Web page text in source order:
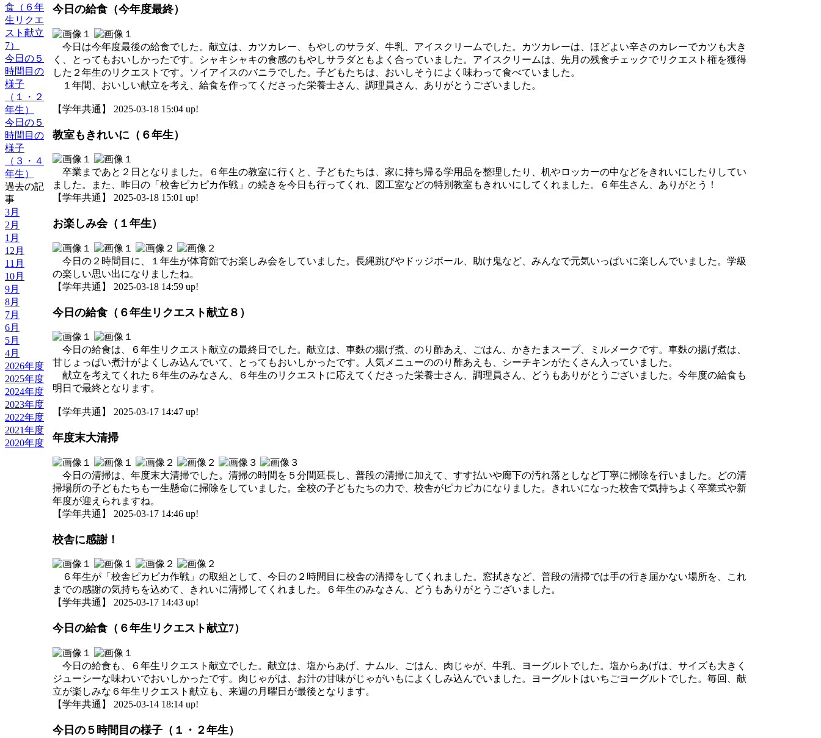
食（６年
生リクエ
スト献立
7）
今日の５
時間目の
様子
（１・２
年生）
今日の５
時間目の
様子
（３・４
年生）
過去の記
事
3月
2月
1月
12月
11月
10月
9月
8月
7月
6月
5月
4月
2026年度
2025年度
2024年度
2023年度
2022年度
2021年度
2020年度
今日の給食（今年度最終）
今日は今年度最後の給食でした。献立は、カツカレー、もやしのサラダ、牛乳、アイスクリームでした。カツカレーは、ほどよい辛さのカレーでカツも大き
く、とってもおいしかったです。シャキシャキの食感のもやしサラダともよく合っていました。アイスクリームは、先月の残食チェックでリクエスト権を獲得
した２年生のリクエストです。ソイアイスのバニラでした。子どもたちは、おいしそうによく味わって食べていました。
１年間、おいしい献立を考え、給食を作ってくださった栄養士さん、調理員さん、ありがとうございました。
【学年共通】 2025-03-18 15:04 up!
教室もきれいに（６年生）
卒業まであと２日となりました。６年生の教室に行くと、子どもたちは、家に持ち帰る学用品を整理したり、机やロッカーの中などをきれいにしたりしてい
ました。また、昨日の「校舎ピカピカ作戦」の続きを今日も行ってくれ、図工室などの特別教室もきれいにしてくれました。６年生さん、ありがとう！
【学年共通】 2025-03-18 15:01 up!
お楽しみ会（１年生）
今日の２時間目に、１年生が体育館でお楽しみ会をしていました。長縄跳びやドッジボール、助け鬼など、みんなで元気いっぱいに楽しんでいました。学級
の楽しい思い出になりましたね。
【学年共通】 2025-03-18 14:59 up!
今日の給食（６年生リクエスト献立８）
今日の給食は、６年生リクエスト献立の最終日でした。献立は、車麩の揚げ煮、のり酢あえ、ごはん、かきたまスープ、ミルメークです。車麩の揚げ煮は、
甘じょっぱい煮汁がよくしみ込んでいて、とってもおいしかったです。人気メニューののり酢あえも、シーチキンがたくさん入っていました。
献立を考えてくれた６年生のみなさん、６年生のリクエストに応えてくださった栄養士さん、調理員さん、どうもありがとうございました。今年度の給食も
明日で最終となります。
【学年共通】 2025-03-17 14:47 up!
年度末大清掃
今日の清掃は、年度末大清掃でした。清掃の時間を５分間延長し、普段の清掃に加えて、すす払いや廊下の汚れ落としなど丁寧に掃除を行いました。どの清
掃場所の子どもたちも一生懸命に掃除をしていました。全校の子どもたちの力で、校舎がピカピカになりました。きれいになった校舎で気持ちよく卒業式や新
年度が迎えられますね。
【学年共通】 2025-03-17 14:46 up!
校舎に感謝！
６年生が「校舎ピカピカ作戦」の取組として、今日の２時間目に校舎の清掃をしてくれました。窓拭きなど、普段の清掃では手の行き届かない場所を、これ
までの感謝の気持ちを込めて、きれいに清掃してくれました。６年生のみなさん、どうもありがとうございました。
【学年共通】 2025-03-17 14:43 up!
今日の給食（６年生リクエスト献立7）
今日の給食も、６年生リクエスト献立でした。献立は、塩からあげ、ナムル、ごはん、肉じゃが、牛乳、ヨーグルトでした。塩からあげは、サイズも大きく
ジューシーな味わいでおいしかったです。肉じゃがは、お汁の甘味がじゃがいもによくしみ込んでいました。ヨーグルトはいちごヨーグルトでした。毎回、献
立が楽しみな６年生リクエスト献立も、来週の月曜日が最後となります。
【学年共通】 2025-03-14 18:14 up!
今日の５時間目の様子（１・２年生）